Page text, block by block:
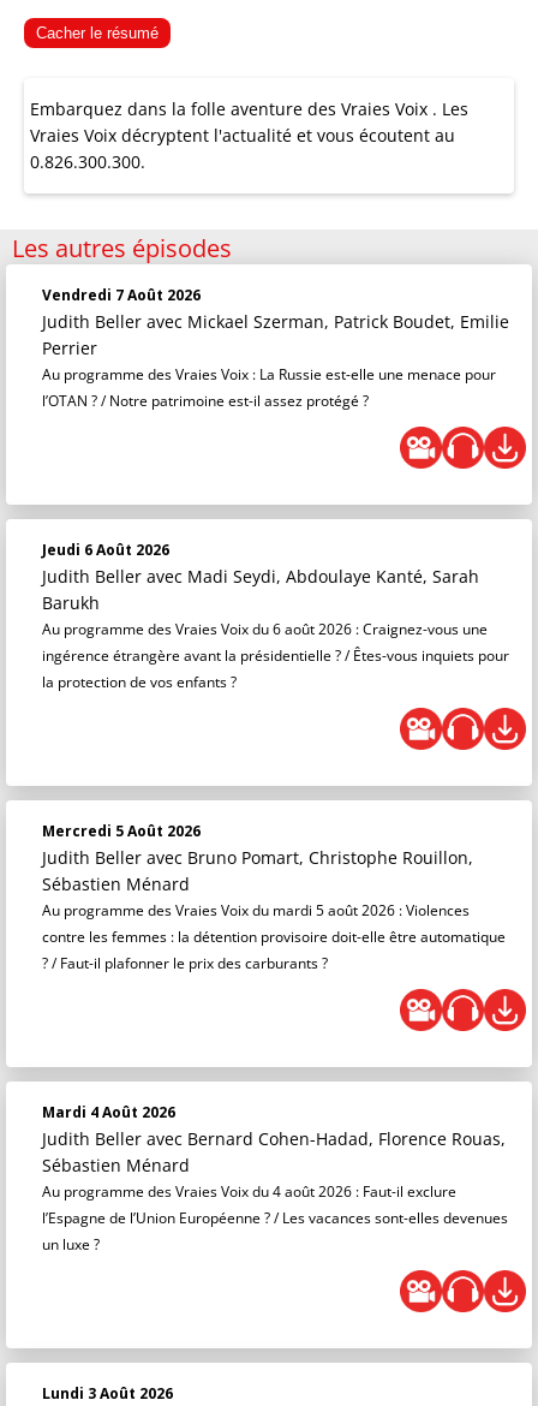
Cacher le résumé
Embarquez dans la folle aventure des Vraies Voix . Les
Vraies Voix décryptent l'actualité et vous écoutent au
0.826.300.300.
Les autres épisodes
Vendredi 7 Août 2026
Judith Beller avec Mickael Szerman, Patrick Boudet, Emilie
Perrier
Au programme des Vraies Voix : La Russie est-elle une menace pour
l’OTAN ? / Notre patrimoine est-il assez protégé ?
Jeudi 6 Août 2026
Judith Beller avec Madi Seydi, Abdoulaye Kanté, Sarah
Barukh
Au programme des Vraies Voix du 6 août 2026 : Craignez-vous une
ingérence étrangère avant la présidentielle ? / Êtes-vous inquiets pour
la protection de vos enfants ?
Mercredi 5 Août 2026
Judith Beller avec Bruno Pomart, Christophe Rouillon,
Sébastien Ménard
Au programme des Vraies Voix du mardi 5 août 2026 : Violences
contre les femmes : la détention provisoire doit-elle être automatique
? / Faut-il plafonner le prix des carburants ?
Mardi 4 Août 2026
Judith Beller avec Bernard Cohen-Hadad, Florence Rouas,
Sébastien Ménard
Au programme des Vraies Voix du 4 août 2026 : Faut-il exclure
l’Espagne de l’Union Européenne ? / Les vacances sont-elles devenues
un luxe ?
Lundi 3 Août 2026